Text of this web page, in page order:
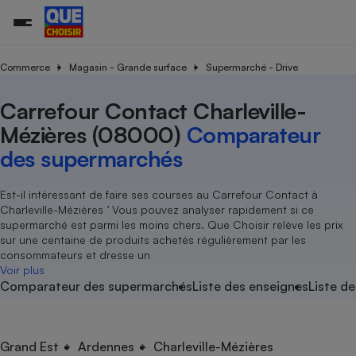
Commerce Magasin - Grande surface Supermarché - Drive
Carrefour Contact Charleville-
Mézières (08000) Comparateur
des supermarchés
Est-il intéressant de faire ses courses au Carrefour Contact à
Charleville-Mézières ’ Vous pouvez analyser rapidement si ce
supermarché est parmi les moins chers. Que Choisir relève les prix
sur une centaine de produits achetés régulièrement par les
consommateurs et dresse un
Voir plus
Comparateur des supermarchésListe des enseignesListe
Grand Est Ardennes Charleville-Mézières
Additifs
Agriculture
Produit alimentaire
Achat - Vente - Location
Carburant
Magasin - Grande surface
Marketing - Fidélisation
Organismes de défense
Système judiciairegratuit
Air
Eau
Achat - Vente - Travaux
Location
Sport
Vacances - Tourisme
électrique
Démarche administrative
Senior
Service marchand
Train
Transport aérien
Toutes les actualités
Enquêtes
Guides d'achat
Conseils
Brèves
Tous les services
Soumettre un litige
Lettres types
Rencontrer une association locale
Tous nos combats
Nos actions
Nos grandes victoires
Les billets de la présidente
Nos associations locales
Nous rejoindre
En savoir plus sur Que Choisir Ensemble
?
L’association
Nos missions
Notre méthodologie
Notre financement
Nos partenaires
Nous rejoindre